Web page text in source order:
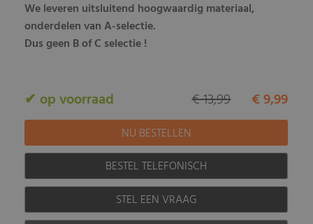
We leveren uitsluitend hoogwaardig materiaal,
onderdelen van A-selectie.
Dus geen B of C selectie !
✔ op voorraad € 9,99
€ 13,99
BESTEL TELEFONISCH
STEL EEN VRAAG